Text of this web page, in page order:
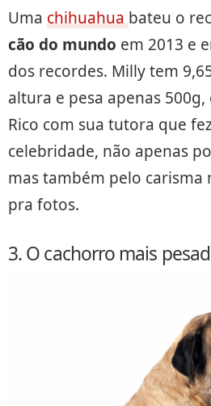
Uma chihuahua bateu o
cão do mundo em 2013 e
dos recordes. Milly tem
altura e pesa apenas
Rico com sua tutora que
celebridade, não apenas
mas também pelo carisma
pra fotos.
3. O cachorro mais